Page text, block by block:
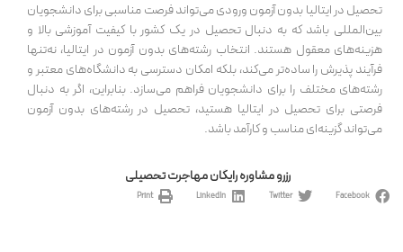
تحصیل در ایتالیا بدون آزمون ورودی می‌تواند فرصت مناسبی برای دانشجویان
بین‌المللی باشد که به دنبال تحصیل در یک کشور با کیفیت آموزشی بالا و
هزینه‌های معقول هستند. انتخاب رشته‌های بدون آزمون در ایتالیا، نه‌تنها
فرآیند پذیرش را ساده‌تر می‌کند، بلکه امکان دسترسی به دانشگاه‌های معتبر و
رشته‌های مختلف را برای دانشجویان فراهم می‌سازد. بنابراین، اگر به دنبال
فرصتی برای تحصیل در ایتالیا هستید، تحصیل در رشته‌های بدون آزمون
می‌تواند گزینه‌ای مناسب و کارآمد باشد.
رزرو مشاوره رایگان مهاجرت تحصیلی
Facebook
Twitter
LinkedIn
Print